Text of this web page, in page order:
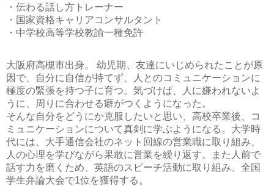
・伝わる話し方トレーナー
・国家資格キャリアコンサルタント
・中学校高等学校教諭一種免許
大阪府高槻市出身。 幼児期、友達にいじめられたことが原
因で、自分に自信が持てず、人とのコミュニケーションに
極度の緊張を持つ子に育つ。気づけば、人に嫌われないよ
うに、周りに合わせる癖がつくようになった。
そんな自分をどうにか克服したいと思い、高校卒業後、コ
ミュニケーションについて真剣に学ぶようになる。大学時
代には、大手通信会社のネット回線の営業職に取り組み、
人の心理を学びながら果敢に営業を繰り返す。また人前で
話す力を磨くため、英語のスピーチ活動に取り組み、全国
学生弁論大会で1位を獲得する。